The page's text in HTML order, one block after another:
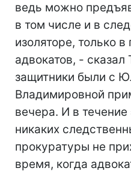
ведь можно
в том числе и в
изоляторе, только в
адвокатов, -
защитники были с
Владимировной
вечера. И в течение
никаких
прокуратуры не
время, когда